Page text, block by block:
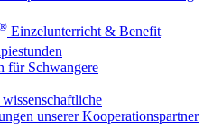
Einzelunterricht & Benefit
für Schwangere
unserer Kooperationspartner